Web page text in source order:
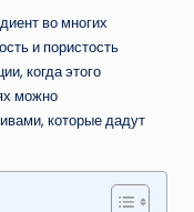
во многих
и пористость
когда этого
можно
которые дадут